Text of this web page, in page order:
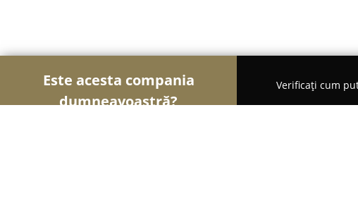
Este acesta compania
dumneavoastră?
Verificați cum